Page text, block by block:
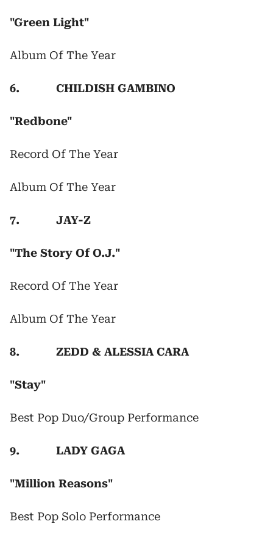
"Green Light"
Album Of The Year
6. CHILDISH GAMBINO
"Redbone"
Record Of The Year
Album Of The Year
7. JAY-Z
"The Story Of O.J."
Record Of The Year
Album Of The Year
8. ZEDD & ALESSIA CARA
"Stay"
Best Pop Duo/Group Performance
9. LADY GAGA
"Million Reasons"
Best Pop Solo Performance